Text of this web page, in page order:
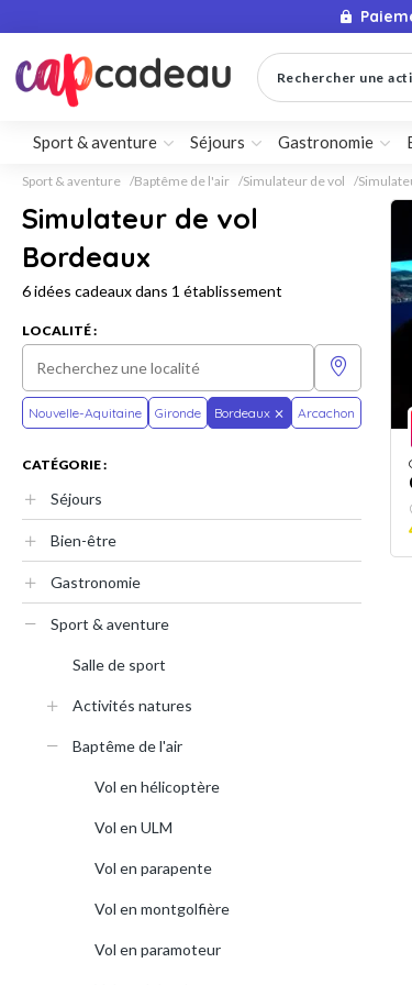
Rechercher une
Sport & aventure Séjours Gastronomie
Sport & aventure Baptême de l'air Simulateur de vol
Simulateur de vol
Bordeaux
6 idées cadeaux dans 1 établissement
LOCALITÉ :
Nouvelle-Aquitaine Gironde Bordeaux Arcachon
CATÉGORIE :
Séjours
Bien-être
Gastronomie
Sport & aventure
Salle de sport
Activités natures
Baptême de l'air
Vol en hélicoptère
Vol en ULM
Vol en parapente
Vol en montgolfière
Vol en paramoteur